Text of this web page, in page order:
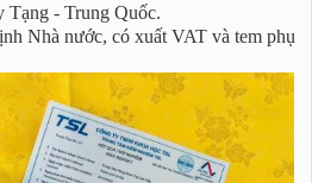
Tạng - Trung Quốc.
Nhà nước, có xuất VAT và tem phụ